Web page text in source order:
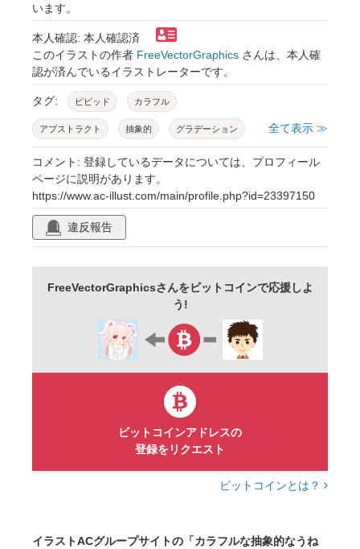
います。
本人確認: 本人確認済
このイラストの作者 FreeVectorGraphics さんは、本人確
認が済んでいるイラストレーターです。
タグ: ビビッド カラフル
アブストラクト 抽象的 グラデーション
背景 バックグラウンド ヴィヴィッド
カラー 色 色とりどり
虹色 レインボーカラー マーブル
ぼかし ボカシ
うねり 帯 イメージ 濃い 強い
鮮明 歪み 夢 幻想的 オーロラ
絵の具 インパクト
サイケデリック ヒーリング インク
アート 癒し テクスチャ 素材
壁紙
全て表示 ≫
コメント: 登録しているデータについては、プロフィール
ページに説明があります。
https://www.ac-illust.com/main/profile.php?id=23397150
違反報告
FreeVectorGraphicsさんをビットコインで応援しよ
う!
ビットコインアドレスの
登録をリクエスト
ビットコインとは？
イラストACグループサイトの「カラフルな抽象的なうね